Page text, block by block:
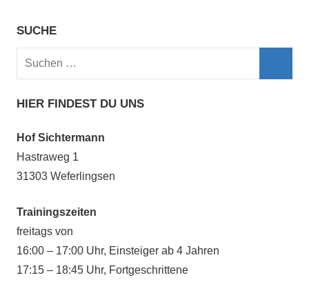
SUCHE
Suchen
HIER FINDEST DU UNS
Hof Sichtermann
Hastraweg 1
31303 Weferlingsen
Trainingszeiten
freitags von
16:00 – 17:00 Uhr, Einsteiger ab 4 Jahren
17:15 – 18:45 Uhr, Fortgeschrittene